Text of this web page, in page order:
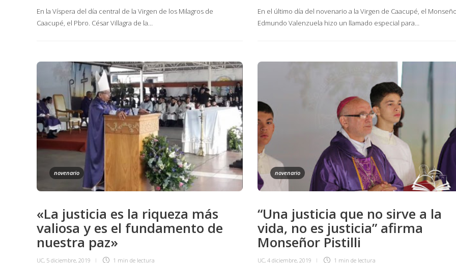
En la Víspera del día central de la Virgen de los Milagros de
Caacupé, el Pbro. César Villagra de la…
En el último día del novenario a la Virgen de Caacupé, el
Edmundo Valenzuela hizo un llamado especial para…
novenario
«La justicia es la riqueza más
valiosa y es el fundamento de
nuestra paz»
UC, 5 diciembre, 2019 1 min de lectura
novenario
“Una justicia que no sirve a la
vida, no es justicia” afirma
Monseñor Pistilli
UC, 4 diciembre, 2019 1 min de lectura